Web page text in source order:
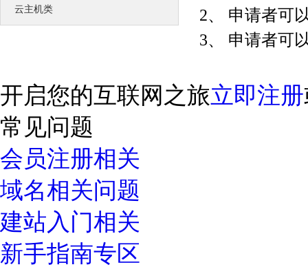
云主机类
2、 申请者可
3、 申请者可
开启您的互联网之旅立即注册
常见问题
会员注册相关
域名相关问题
建站入门相关
新手指南专区